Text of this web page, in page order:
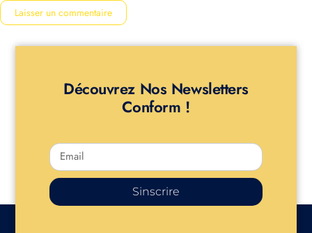
Découvrez Nos Newsletters
Conform !
Sinscrire